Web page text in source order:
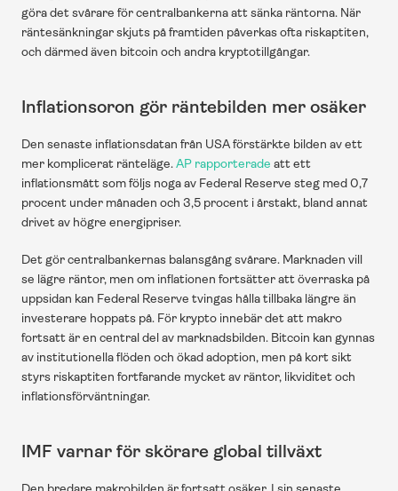
göra det svårare för centralbankerna att sänka räntorna. När
räntesänkningar skjuts på framtiden påverkas ofta riskaptiten,
och därmed även bitcoin och andra kryptotillgångar.
Inflationsoron gör räntebilden mer osäker
Den senaste inflationsdatan från USA förstärkte bilden av ett
mer komplicerat ränteläge. AP rapporterade att ett
inflationsmått som följs noga av Federal Reserve steg med 0,7
procent under månaden och 3,5 procent i årstakt, bland annat
drivet av högre energipriser.
Det gör centralbankernas balansgång svårare. Marknaden vill
se lägre räntor, men om inflationen fortsätter att överraska på
uppsidan kan Federal Reserve tvingas hålla tillbaka längre än
investerare hoppats på. För krypto innebär det att makro
fortsatt är en central del av marknadsbilden. Bitcoin kan gynnas
av institutionella flöden och ökad adoption, men på kort sikt
styrs riskaptiten fortfarande mycket av räntor, likviditet och
inflationsförväntningar.
IMF varnar för skörare global tillväxt